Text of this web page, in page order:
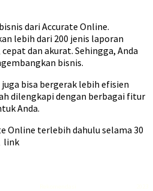
dari Accurate Online.
lebih dari 200 jenis laporan
dan akurat. Sehingga, Anda
bisnis.
bisa bergerak lebih efisien
dilengkapi dengan berbagai fitur
Anda.
Online terlebih dahulu selama 30
link